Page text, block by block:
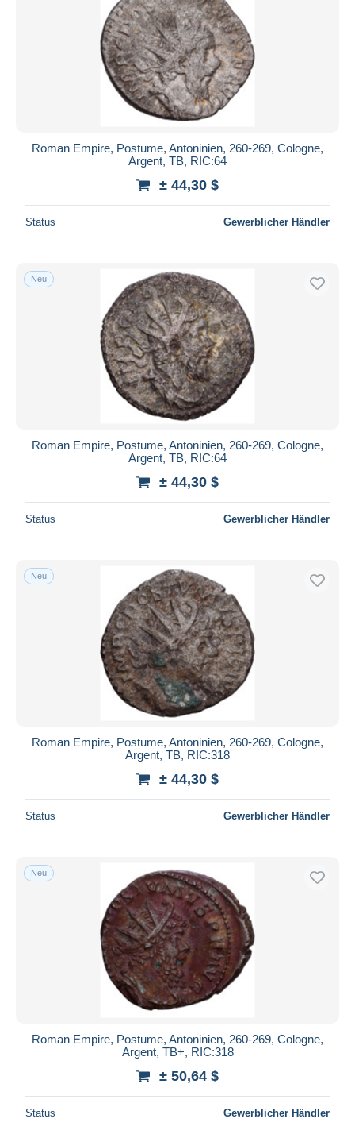
Roman Empire, Postume, Antoninien, 260-269, Cologne,
Argent, TB, RIC:64
± 44,30 $
Status Gewerblicher Händler
Neu
Roman Empire, Postume, Antoninien, 260-269, Cologne,
Argent, TB, RIC:64
± 44,30 $
Status Gewerblicher Händler
Neu
Roman Empire, Postume, Antoninien, 260-269, Cologne,
Argent, TB, RIC:318
± 44,30 $
Status Gewerblicher Händler
Neu
Roman Empire, Postume, Antoninien, 260-269, Cologne,
Argent, TB+, RIC:318
± 50,64 $
Status Gewerblicher Händler